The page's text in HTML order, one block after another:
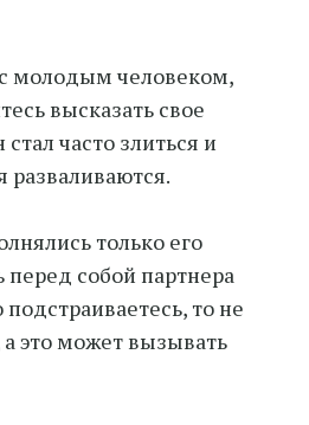
молодым человеком,
высказать свое
часто злиться и
разваливаются.
только его
перед собой партнера
то не
а это может вызывать